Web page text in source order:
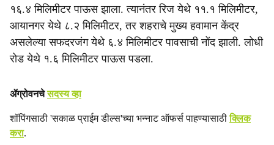
१६.४ मिलिमीटर पाऊस झाला. त्यानंतर रिज येथे ११.१ मिलिमीटर,
आयानगर येथे ८.२ मिलिमीटर, तर शहराचे मुख्य हवामान केंद्र
असलेल्या सफदरजंग येथे ६.४ मिलिमीटर पावसाची नोंद झाली. लोधी
रोड येथे १.६ मिलिमीटर पाऊस पडला.
ॲग्रोवनचेसदस्य व्हा
शॉपिंगसाठी 'सकाळ प्राईम डील्स'च्या भन्नाट ऑफर्स पाहण्यासाठीक्लिक
करा.